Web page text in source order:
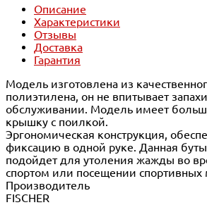
Описание
Характеристики
Отзывы
Доставка
Гарантия
Модель изготовлена из
полиэтилена, он не впитывает
обслуживании. Модель имеет
крышку с поилкой.
Эргономическая конструкция,
фиксацию в одной руке. Данная
подойдет для утоления жажды во
спортом или посещении спортивных
Производитель
FISCHER